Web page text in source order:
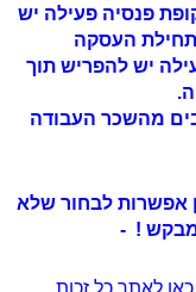
פנסיה פעילה יש
העסקה
יש להפריש תוך
מהשכר העבודה
אפשרות לבחור שלא
מבקש ! -
לאתר כל זכות